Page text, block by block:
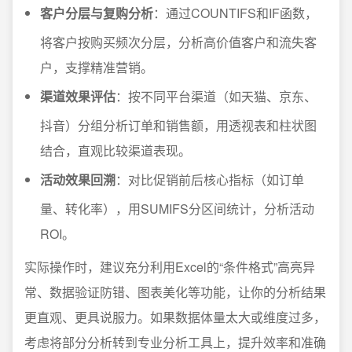
客户分层与复购分析：通过COUNTIFS和IF函数，
将客户按购买频次分层，分析高价值客户和流失客
户，支撑精准营销。
渠道效果评估：按不同平台渠道（如天猫、京东、
抖音）分组分析订单和销售额，用透视表和柱状图
结合，直观比较渠道表现。
活动效果回溯：对比促销前后核心指标（如订单
量、转化率），用SUMIFS分区间统计，分析活动
ROI。
实际操作时，建议充分利用Excel的“条件格式”高亮异
常、数据验证防错、图表美化等功能，让你的分析结果
更直观、更具说服力。如果数据体量太大或维度过多，
考虑将部分分析转到专业分析工具上，提升效率和准确